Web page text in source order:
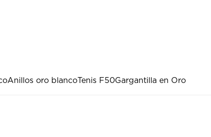
Anillos oro blancoTenis F50Gargantilla en Oro